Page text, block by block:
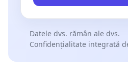
Datele dvs. rămân ale dvs.
Confidențialitate integrată